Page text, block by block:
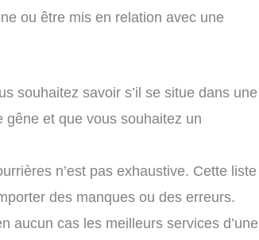
ou être mis en relation avec une
souhaitez savoir s’il se situe dans une
et que vous souhaitez un
n’est pas exhaustive. Cette liste
des manques ou des erreurs.
aucun cas les meilleurs services d’une